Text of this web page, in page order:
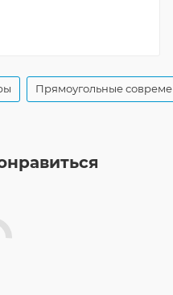
Прямоугольные